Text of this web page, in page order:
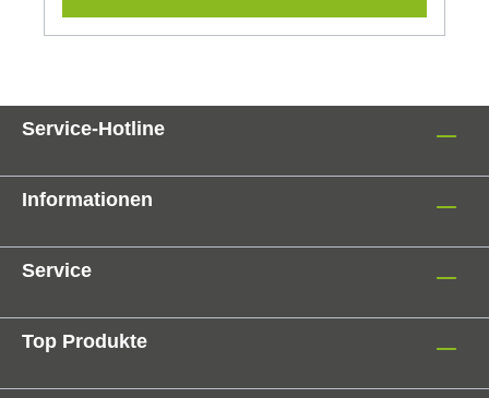
Service-Hotline
Informationen
Service
Top Produkte